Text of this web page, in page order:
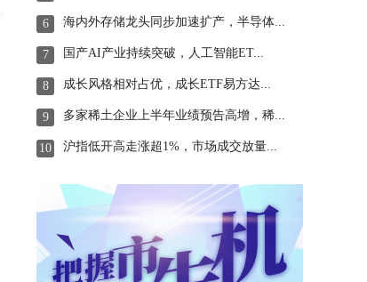
6 海内外存储龙头同步加速扩产，半导体...
7 国产AI产业持续突破，人工智能ET...
8 成长风格相对占优，成长ETF易方达...
9 多家稀土企业上半年业绩预告高增，稀...
10 沪指低开高走涨超1%，市场成交放量...